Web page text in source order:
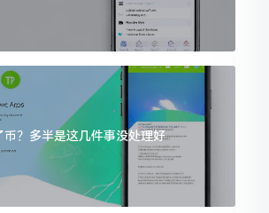
？多半是这几件事没处理好